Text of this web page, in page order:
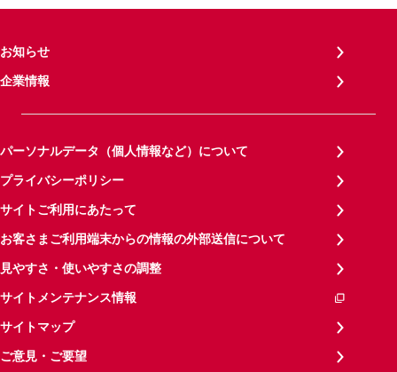
お知らせ
企業情報
パーソナルデータ（個人情報など）について
プライバシーポリシー
サイトご利用にあたって
お客さまご利用端末からの情報の外部送信について
見やすさ・使いやすさの調整
サイトメンテナンス情報
サイトマップ
ご意見・ご要望